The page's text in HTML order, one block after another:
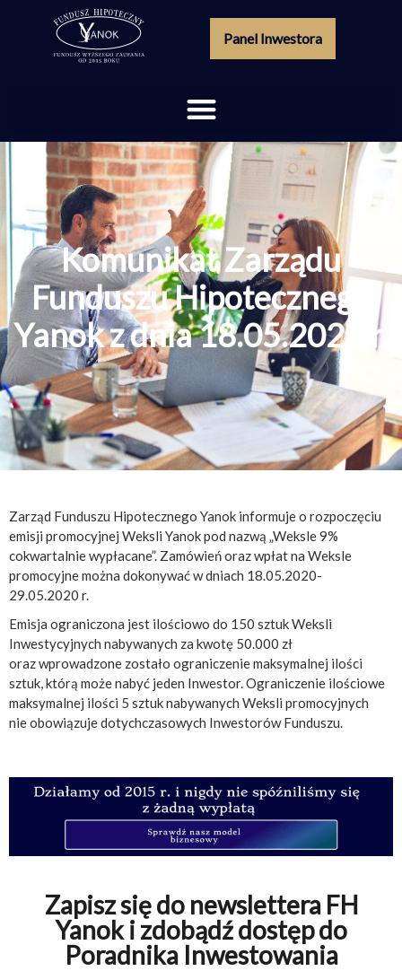
Panel Inwestora
Komunikat Zarządu
Funduszu Hipotecznego
Yanok z dnia 18.05.2020 r.
Zarząd Funduszu Hipotecznego Yanok informuje o rozpoczęciu
emisji promocyjnej Weksli Yanok pod nazwą „Weksle 9%
cokwartalnie wypłacane”. Zamówień oraz wpłat na Weksle
promocyjne można dokonywać w dniach 18.05.2020-
29.05.2020 r.
Emisja ograniczona jest ilościowo do 150 sztuk Weksli
Inwestycyjnych nabywanych za kwotę 50.000 zł
oraz wprowadzone zostało ograniczenie maksymalnej ilości
sztuk, którą może nabyć jeden Inwestor. Ograniczenie ilościowe
maksymalnej ilości 5 sztuk nabywanych Weksli promocyjnych
nie obowiązuje dotychczasowych Inwestorów Funduszu.
Zapisz się do newslettera FH
Yanok i zdobądź dostęp do
Poradnika Inwestowania